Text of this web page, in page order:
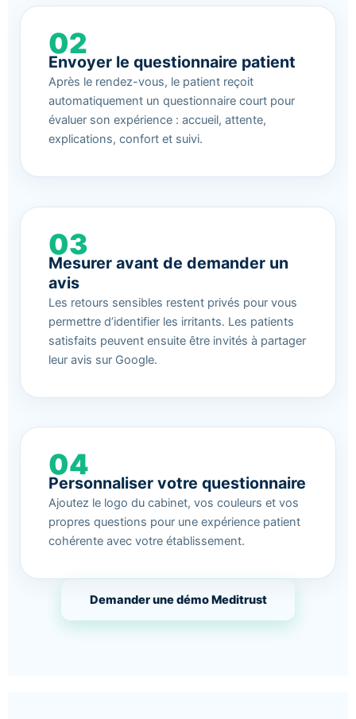
02
Envoyer le questionnaire patient
Après le rendez-vous, le patient reçoit
automatiquement un questionnaire court pour
évaluer son expérience : accueil, attente,
explications, confort et suivi.
03
Mesurer avant de demander un
avis
Les retours sensibles restent privés pour vous
permettre d’identifier les irritants. Les patients
satisfaits peuvent ensuite être invités à partager
leur avis sur Google.
04
Personnaliser votre questionnaire
Ajoutez le logo du cabinet, vos couleurs et vos
propres questions pour une expérience patient
cohérente avec votre établissement.
Demander une démo Meditrust